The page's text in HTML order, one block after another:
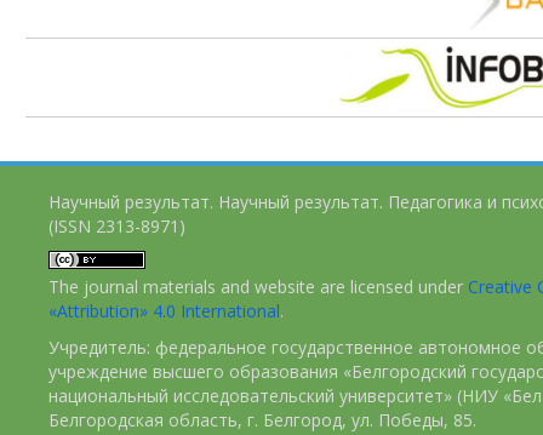
Научный результат. Научный результат. Педагогика и
(ISSN 2313-8971)
The journal materials and website are licensed under Creative
«Attribution» 4.0 International.
Учредитель: федеральное государственное автономное
учреждение высшего образования «Белгородский
национальный исследовательский университет» (НИУ
Белгородская область, г. Белгород, ул. Победы, 85.